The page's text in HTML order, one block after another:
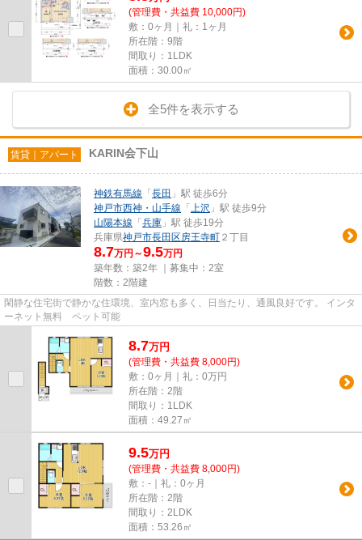
(管理費・共益費 10,000円)
敷：0ヶ月｜礼：1ヶ月
所在階：9階
間取り：1LDK
面積：30.00㎡
全5件を表示する
賃貸｜アパート KARIN会下山
神鉄有馬線 「 長田 」駅 徒歩6分
神戸市西神・山手線 「 上沢 」駅 徒歩9分
山陽本線 「 兵庫 」駅 徒歩19分
兵庫県神戸市長田区房王寺町 ２丁目
8.7万円～9.5万円
築年数：築2年 ｜募集中： 2室
階数：2階建
閑静な住宅街で静かな住環境、室内窓も多く、日当たり、通風良好です。 インタ
ーネット無料 ペット可能
8.7万円
(管理費・共益費 8,000円)
敷：0ヶ月｜礼：0万円
所在階：2階
間取り：1LDK
面積：49.27㎡
9.5万円
(管理費・共益費 8,000円)
敷：-｜礼：0ヶ月
所在階：2階
間取り：2LDK
面積：53.26㎡